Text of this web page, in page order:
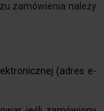
zamówienia należy
(adres e-